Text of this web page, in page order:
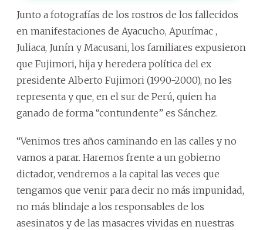
Junto a fotografías de los rostros de los fallecidos
en manifestaciones de Ayacucho, Apurímac ,
Juliaca, Junín y Macusani, los familiares expusieron
que Fujimori, hija y heredera política del ex
presidente Alberto Fujimori (1990-2000), no les
representa y que, en el sur de Perú, quien ha
ganado de forma “contundente” es Sánchez.
“Venimos tres años caminando en las calles y no
vamos a parar. Haremos frente a un gobierno
dictador, vendremos a la capital las veces que
tengamos que venir para decir no más impunidad,
no más blindaje a los responsables de los
asesinatos y de las masacres vividas en nuestras